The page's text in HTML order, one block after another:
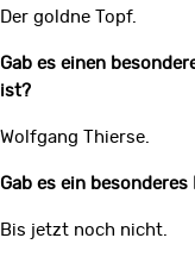
Der goldne Topf.
Gab es einen
ist?
Wolfgang Thierse.
Gab es ein
Bis jetzt noch nicht.